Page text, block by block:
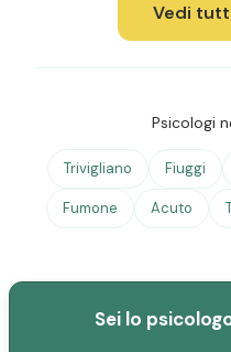
Vedi
Psicologi
Trivigliano Fiuggi
Fumone Acuto
Sei lo